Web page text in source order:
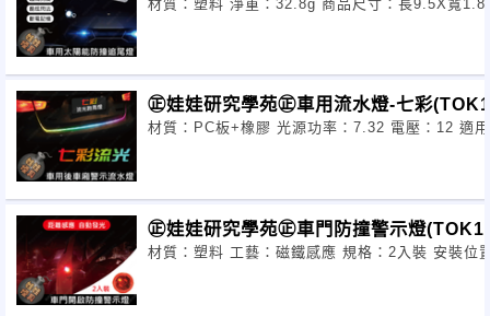
材質：塑料 淨重：32.8g 商品尺寸：長9.5X寬
㊣娃娃研究學苑㊣車用流水燈-七彩
材質：PC板+橡膠 光源功率：7.32 電壓：12 適
㊣娃娃研究學苑㊣車門防撞警示燈
材質：塑料 工藝：磁鐵感應 規格：2入裝 安裝